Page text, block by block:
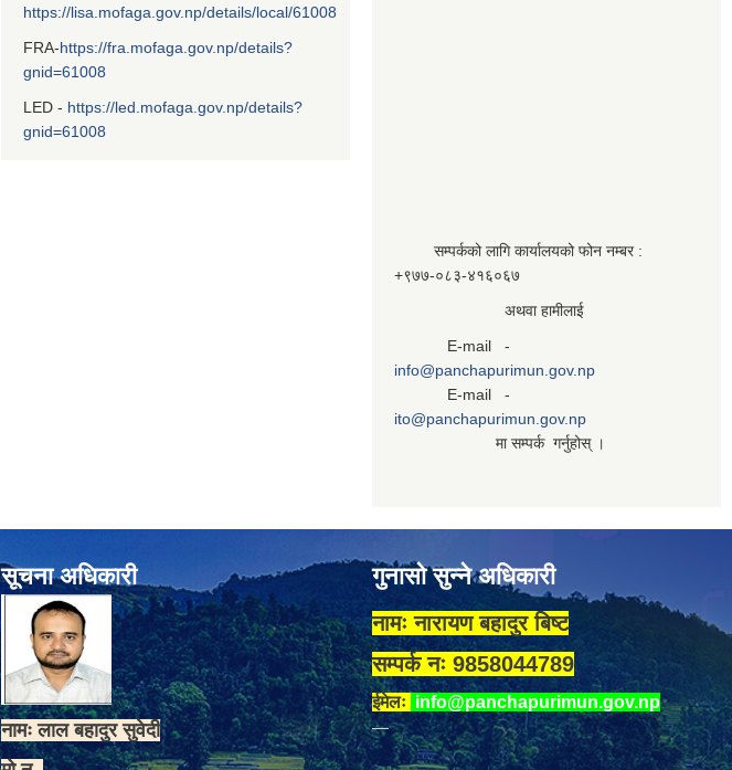
https://lisa.mofaga.gov.np/details/local/61008
FRA-https://fra.mofaga.gov.np/details?
gnid=61008
LED - https://led.mofaga.gov.np/details?
gnid=61008
सम्पर्कको लागि कार्यालयको फोन नम्बर :
+९७७-०८३‍-४१६०६७
अथवा हामीलाई
E-mail -
info@panchapurimun.gov.np
E-mail -
ito@panchapurimun.gov.np
मा सम्पर्क गर्नुहोस् ।
सूचना अधिकारी
नामः लाल बहादुर सुवेदी
गुनासो सुन्ने अधिकारी
नामः नारायण बहादुर बिष्ट
सम्पर्क नः 9858044789
ईमेलः info@panchapurimun.gov.np